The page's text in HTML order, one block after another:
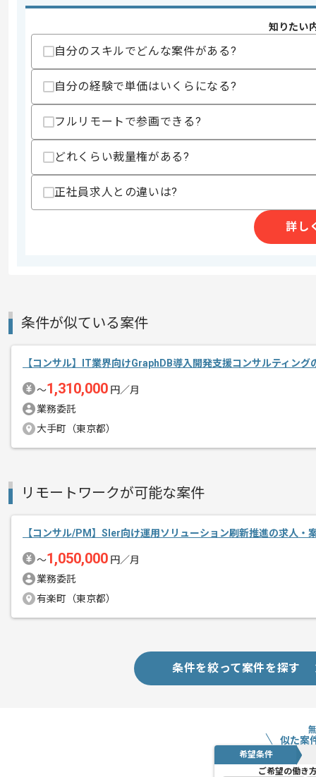
・SQLの基礎知見と実務経験
・関係者との折衝調整推進経験
・SaaS導入コンサルやカスタマーサク
・APIやETLツール利用経験
・SIerやITコンサル企業および情報シス
スキルに不安がある方へ
上記に似た経験やスキルをお持ちであれば申
140時間〜180時間
商談回数
募集人数
1人
作業開始日
2026/01/05
エージェントからのコ
メント
新しいアイディアや技術を積極的に導入
スキルアップされたい方、長期的に参
知りたい
自分のスキルでどんな案件がある?
自分の経験で単価はいくらになる?
フルリモートで参画できる?
どれくらい裁量権がある?
正社員求人との違いは?
詳し
条件が似ている案件
【コンサル】IT業界向けGraphDB導入開発支援コンサルティング
〜1,310,000 円／月
業務委託
大手町（東京都）
リモートワークが可能な案件
【コンサル/PM】SIer向け運用ソリューション刷新推進の求人・
〜1,050,000 円／月
業務委託
有楽町（東京都）
条件を絞って案件を探す
似た案
希望条件
ご希望の働き